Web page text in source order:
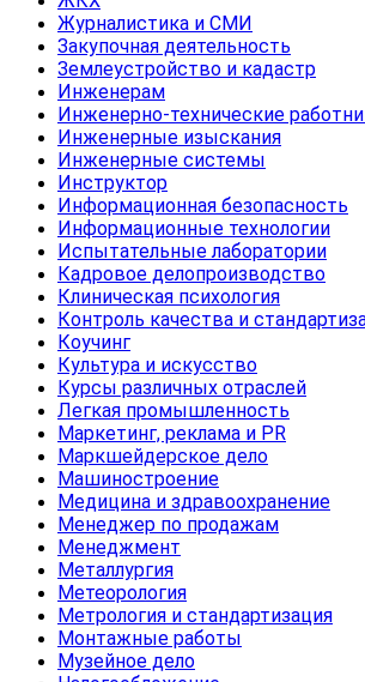
Журналистика и СМИ
Закупочная деятельность
Землеустройство и кадастр
Инженерам
Инженерно-технические
Инженерные изыскания
Инженерные системы
Инструктор
Информационная безопасность
Информационные технологии
Испытательные лаборатории
Кадровое делопроизводство
Клиническая психология
Контроль качества и
Коучинг
Культура и искусство
Курсы различных отраслей
Легкая промышленность
Маркетинг, реклама и PR
Маркшейдерское дело
Машиностроение
Медицина и здравоохранение
Менеджер по продажам
Менеджмент
Металлургия
Метеорология
Метрология и стандартизация
Монтажные работы
Музейное дело